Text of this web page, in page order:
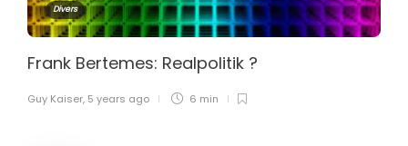
Divers
Frank Bertemes: Realpolitik ?
Guy Kaiser, 5 years ago 6 min